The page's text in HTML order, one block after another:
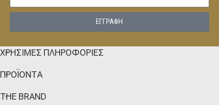
EΓΓΡΑΦΗ
ΧΡΗΣΙΜΕΣ ΠΛΗΡΟΦΟΡΙΕΣ
ΠΡΟΪΟΝΤΑ
THE BRAND